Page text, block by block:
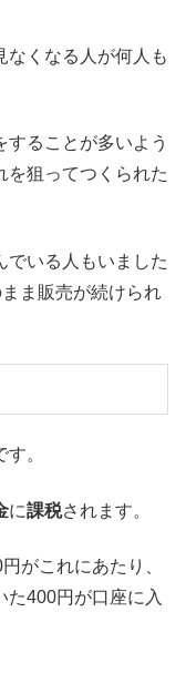
なくなる人が何人も
ることが多いよう
を狙ってつくられた
でいる人もいました
ま販売が続けられ
。
に課税されます。
がこれにあたり、
た400円が口座に入